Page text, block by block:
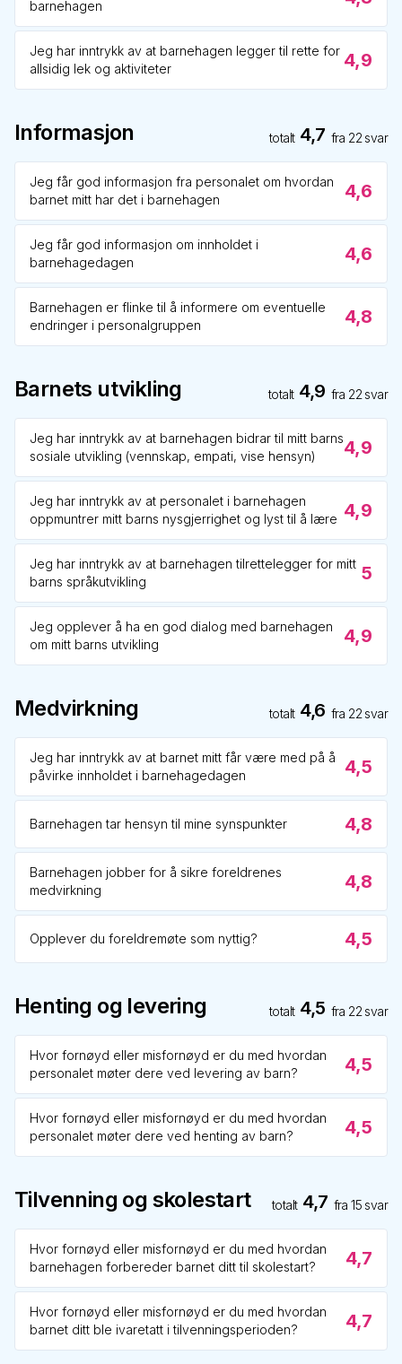
barnehagen
Jeg har inntrykk av at barnehagen legger til rette for
allsidig lek og aktiviteter
4,9
Informasjon totalt 4,7 fra 22 svar
Jeg får god informasjon fra personalet om hvordan
barnet mitt har det i barnehagen
4,6
Jeg får god informasjon om innholdet i
barnehagedagen
4,6
Barnehagen er flinke til å informere om eventuelle
endringer i personalgruppen
4,8
Barnets utvikling totalt 4,9 fra 22 svar
Jeg har inntrykk av at barnehagen bidrar til mitt barns
sosiale utvikling (vennskap, empati, vise hensyn)
4,9
Jeg har inntrykk av at personalet i barnehagen
oppmuntrer mitt barns nysgjerrighet og lyst til å lære 4,9
Jeg har inntrykk av at barnehagen tilrettelegger for mitt
barns språkutvikling
5
Jeg opplever å ha en god dialog med barnehagen
om mitt barns utvikling
4,9
Medvirkning totalt 4,6 fra 22 svar
Jeg har inntrykk av at barnet mitt får være med på å
påvirke innholdet i barnehagedagen
4,5
Barnehagen tar hensyn til mine synspunkter 4,8
Barnehagen jobber for å sikre foreldrenes
medvirkning
4,8
Opplever du foreldremøte som nyttig? 4,5
Henting og levering totalt 4,5 fra 22 svar
Hvor fornøyd eller misfornøyd er du med hvordan
personalet møter dere ved levering av barn?
4,5
Hvor fornøyd eller misfornøyd er du med hvordan
personalet møter dere ved henting av barn?
4,5
Tilvenning og skolestart totalt 4,7 fra15 svar
Hvor fornøyd eller misfornøyd er du med hvordan
barnehagen forbereder barnet ditt til skolestart?
4,7
Hvor fornøyd eller misfornøyd er du med hvordan
barnet ditt ble ivaretatt i tilvenningsperioden?
4,7